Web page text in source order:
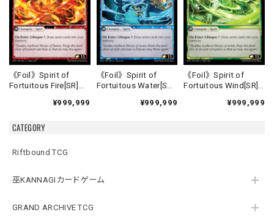
CATEGORY
Riftbound TCG
巫KANNAGIカードゲーム
GRAND ARCHIVE TCG
《Foil》Spirit of
Fortuitous Fire[SR]
¥999,999
《Foil》Spirit of
Fortuitous Water[SR]
¥999,999
《Foil》Spirit of
Fortuitous Wind[SR]
¥999,999